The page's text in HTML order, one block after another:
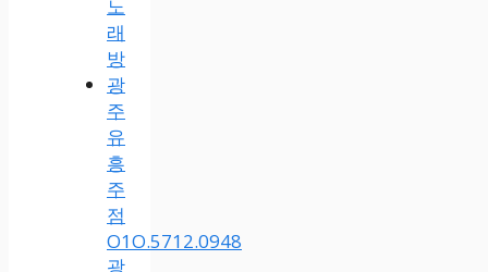
노
래
방
광
주
유
흥
주
점
O1O.5712.0948
광